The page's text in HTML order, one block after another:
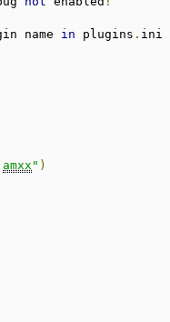
name in plugins . ini
amxx " )